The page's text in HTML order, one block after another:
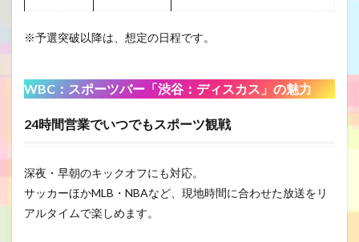
※予選突破以降は、想定の日程です。
WBC： スポーツバー「渋谷：ディスカス」の魅力
24時間営業でいつでもスポーツ観戦
深夜・早朝のキックオフにも対応。
サッカーほかMLB・NBAなど、現地時間に合わせた放送をリ
アルタイムで楽しめます。